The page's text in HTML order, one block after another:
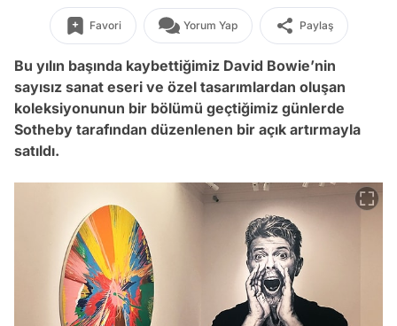
Favori Yorum Yap Paylaş
Bu yılın başında kaybettiğimiz David Bowie’nin
sayısız sanat eseri ve özel tasarımlardan oluşan
koleksiyonunun bir bölümü geçtiğimiz günlerde
Sotheby tarafından düzenlenen bir açık artırmayla
satıldı.